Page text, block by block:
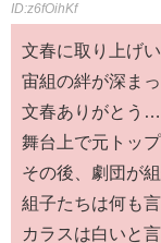
ID:z6fOihKf
文春に取り上げ
宙組の絆が深ま
文春ありがと
舞台上で元トッ
その後、劇団が
組子たちは何も
カラスは白いと